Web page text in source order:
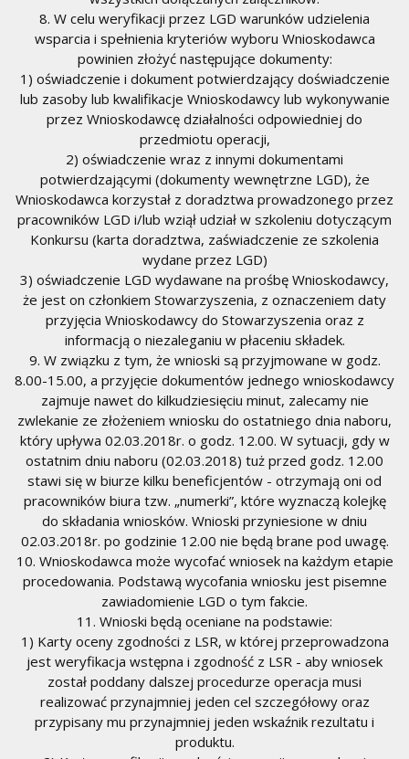
8. W celu weryfikacji przez LGD warunków udzielenia
wsparcia i spełnienia kryteriów wyboru Wnioskodawca
powinien złożyć następujące dokumenty:
1) oświadczenie i dokument potwierdzający doświadczenie
lub zasoby lub kwalifikacje Wnioskodawcy lub wykonywanie
przez Wnioskodawcę działalności odpowiedniej do
przedmiotu operacji,
2) oświadczenie wraz z innymi dokumentami
potwierdzającymi (dokumenty wewnętrzne LGD), że
Wnioskodawca korzystał z doradztwa prowadzonego przez
pracowników LGD i/lub wziął udział w szkoleniu dotyczącym
Konkursu (karta doradztwa, zaświadczenie ze szkolenia
wydane przez LGD)
3) oświadczenie LGD wydawane na prośbę Wnioskodawcy,
że jest on członkiem Stowarzyszenia, z oznaczeniem daty
przyjęcia Wnioskodawcy do Stowarzyszenia oraz z
informacją o niezaleganiu w płaceniu składek.
9. W związku z tym, że wnioski są przyjmowane w godz.
8.00-15.00, a przyjęcie dokumentów jednego wnioskodawcy
zajmuje nawet do kilkudziesięciu minut, zalecamy nie
zwlekanie ze złożeniem wniosku do ostatniego dnia naboru,
który upływa 02.03.2018r. o godz. 12.00. W sytuacji, gdy w
ostatnim dniu naboru (02.03.2018) tuż przed godz. 12.00
stawi się w biurze kilku beneficjentów - otrzymają oni od
pracowników biura tzw. „numerki”, które wyznaczą kolejkę
do składania wniosków. Wnioski przyniesione w dniu
02.03.2018r. po godzinie 12.00 nie będą brane pod uwagę.
10. Wnioskodawca może wycofać wniosek na każdym etapie
procedowania. Podstawą wycofania wniosku jest pisemne
zawiadomienie LGD o tym fakcie.
11. Wnioski będą oceniane na podstawie:
1) Karty oceny zgodności z LSR, w której przeprowadzona
jest weryfikacja wstępna i zgodność z LSR - aby wniosek
został poddany dalszej procedurze operacja musi
realizować przynajmniej jeden cel szczegółowy oraz
przypisany mu przynajmniej jeden wskaźnik rezultatu i
produktu.